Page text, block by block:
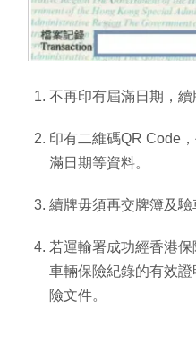
不再印有屆滿日期，續
印有二維碼QR Code
滿日期等資料。
續牌毋須再交牌簿及驗
若運輸署成功經香港
車輛保險紀錄的有效
險文件。